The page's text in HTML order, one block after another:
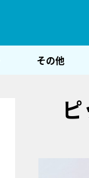
その他